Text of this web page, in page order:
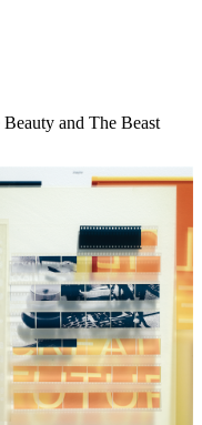
and The Beast